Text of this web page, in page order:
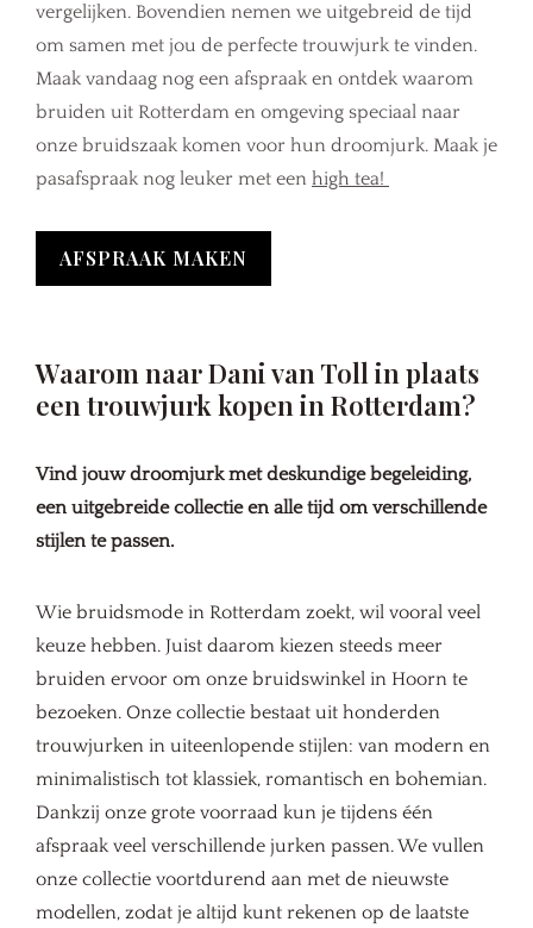
vergelijken. Bovendien nemen we uitgebreid de tijd
om samen met jou de perfecte trouwjurk te vinden.
Maak vandaag nog een afspraak en ontdek waarom
bruiden uit Rotterdam en omgeving speciaal naar
onze bruidszaak komen voor hun droomjurk. Maak je
pasafspraak nog leuker met een high tea!
AFSPRAAK MAKEN
Waarom naar Dani van Toll in plaats
een trouwjurk kopen in Rotterdam?
Vind jouw droomjurk met deskundige begeleiding,
een uitgebreide collectie en alle tijd om verschillende
stijlen te passen.
Wie bruidsmode in Rotterdam zoekt, wil vooral veel
keuze hebben. Juist daarom kiezen steeds meer
bruiden ervoor om onze bruidswinkel in Hoorn te
bezoeken. Onze collectie bestaat uit honderden
trouwjurken in uiteenlopende stijlen: van modern en
minimalistisch tot klassiek, romantisch en bohemian.
Dankzij onze grote voorraad kun je tijdens één
afspraak veel verschillende jurken passen. We vullen
onze collectie voortdurend aan met de nieuwste
modellen, zodat je altijd kunt rekenen op de laatste